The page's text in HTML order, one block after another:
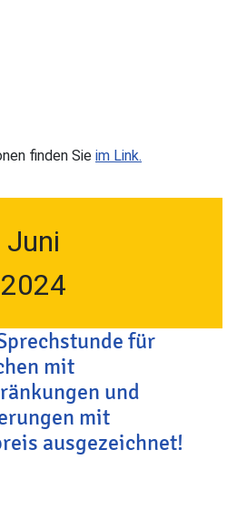
finden Sie im Link.
Juni
2024
für
mit
und
mit
ausgezeichnet!